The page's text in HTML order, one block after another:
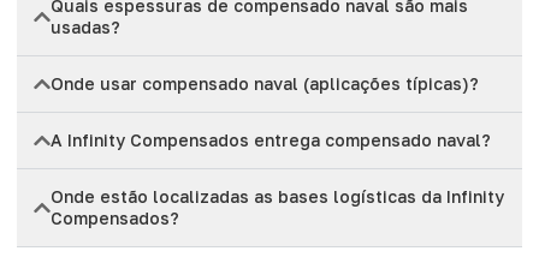
Quais espessuras de compensado naval são mais
usadas?
Onde usar compensado naval (aplicações típicas)?
A Infinity Compensados entrega compensado naval?
Onde estão localizadas as bases logísticas da Infinity
Compensados?